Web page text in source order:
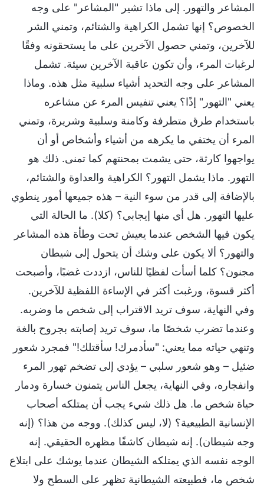
المشاعر والتهور. إلى ماذا تشير "المشاعر" على وجه
الخصوص؟ إنها تشمل الكراهية والشتائم، وتمني الشر
للآخرين، وتمني حصول الآخرين على ما يستحقونه وفقًا
لرغبات المرء، وأن تكون عاقبة الآخرين سيئة. تشمل
المشاعر على وجه التحديد أشياء سلبية مثل هذه. وماذا
يعني "التهور" إذًا؟ يعني تنفيس المرء عن مشاعره
باستخدام طرق متطرفة وكامنة وسلبية وشريرة، وتمني
المرء أن يختفي ما يكرهه من أشياء وأشخاص أو أن
يواجهوا كارثة، حتى يشمت بمحنتهم كما تمنى. ذلك هو
التهور. ماذا يشمل التهور؟ الكراهية والعداوة والشتائم،
بالإضافة إلى قدر من سوء النية – هذه جميعها أمور ينطوي
عليها التهور. هل أي منها إيجابي؟ (كلا). ما الحالة التي
يكون فيها الشخص عندما يعيش تحت وطأة هذه المشاعر
والتهور؟ ألا يكون على وشك أن يتحول إلى شيطان
مجنون؟ كلما أسأت لفظيًا للناس، ازددت غضبًا، وأصبحت
أكثر قسوة، ورغبت أكثر في الإساءة اللفظية للآخرين.
وفي النهاية، سوف تريد الاقتراب إلى شخص ما وضربه.
وعندما تضرب شخصًا ما، سوف تريد إصابته بجروح بالغة
وتنهي حياته مما يعني: "سأدمرك! سأقتلك!" فمجرد شعور
ضئيل – وهو شعور سلبي – يؤدي إلى تضخم تهور المرء
وانفجاره، وفي النهاية، يجعل الناس يتمنون خسارة ودمار
حياة شخص ما. هل ذلك شيء يجب أن يمتلكه أصحاب
الإنسانية الطبيعية؟ (لا، ليس كذلك). ووجه من هذا؟ (إنه
وجه شيطان). إنه شيطان كاشفًا مظهره الحقيقي. إنه
الوجه نفسه الذي يمتلكه الشيطان عندما يوشك على ابتلاع
شخص ما، فطبيعته الشيطانية تظهر على السطح ولا